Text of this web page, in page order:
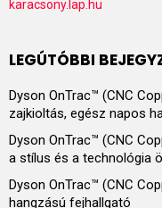
karacsony.lap.hu
LEGÚTÓBBI
Dyson OnTrac™ (CNC
zajkioltás, egész napos
Dyson OnTrac™ (CNC
a stílus és a technológia
Dyson OnTrac™ (CNC
hangzású fejhallgató